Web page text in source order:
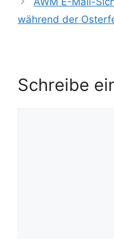
während der
Schreibe